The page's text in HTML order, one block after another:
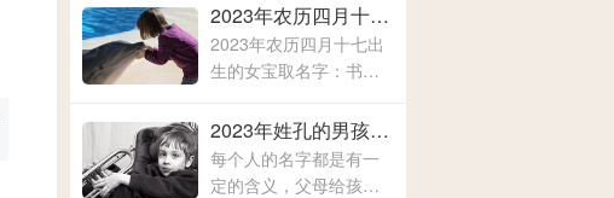
2023年农历四月十七出生的女宝取名字 女宝宝名字大全2023属兔
2023年农历四月十七出
生的女宝取名字：书
淼、洛兮、淑丹、亚
霖、一壹、圆媛、羽
沐、佩麒、子卉、冰
馨、伶瑶、青霖、翠
2023年姓孔的男孩取什么名字 爸爸姓孔给宝宝取名
每个人的名字都是有一
定的含义，父母给孩子